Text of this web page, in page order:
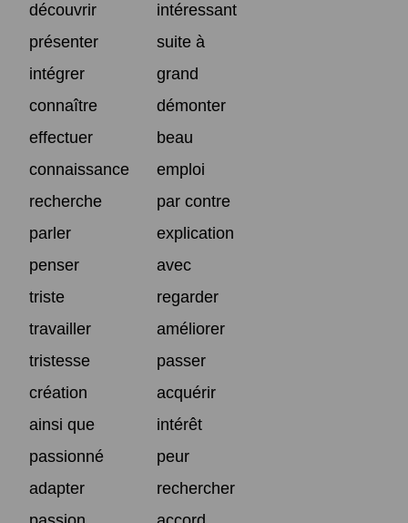
découvrir
intéressant
présenter
suite à
intégrer
grand
connaître
démonter
effectuer
beau
connaissance
emploi
recherche
par contre
parler
explication
penser
avec
triste
regarder
travailler
améliorer
tristesse
passer
création
acquérir
ainsi que
intérêt
passionné
peur
adapter
rechercher